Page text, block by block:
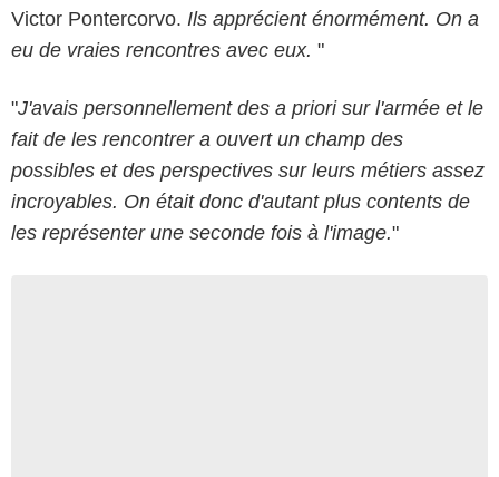
Victor Pontercorvo. Ils apprécient énormément. On a
eu de vraies rencontres avec eux. "
"J'avais personnellement des a priori sur l'armée et le
fait de les rencontrer a ouvert un champ des
possibles et des perspectives sur leurs métiers assez
incroyables. On était donc d'autant plus contents de
les représenter une seconde fois à l'image."